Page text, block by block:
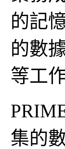
的記
的數
等工
集的